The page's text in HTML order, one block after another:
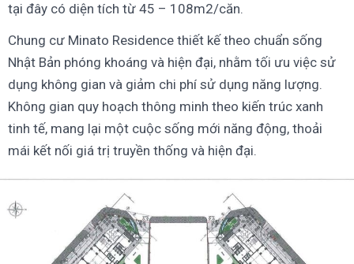
tại đây có diện tích từ 45 – 108m2/căn.
Chung cư Minato Residence thiết kế theo chuẩn sống
Nhật Bản phóng khoáng và hiện đại, nhằm tối ưu việc sử
dụng không gian và giảm chi phí sử dụng năng lượng.
Không gian quy hoạch thông minh theo kiến trúc xanh
tinh tế, mang lại một cuộc sống mới năng động, thoải
mái kết nối giá trị truyền thống và hiện đại.